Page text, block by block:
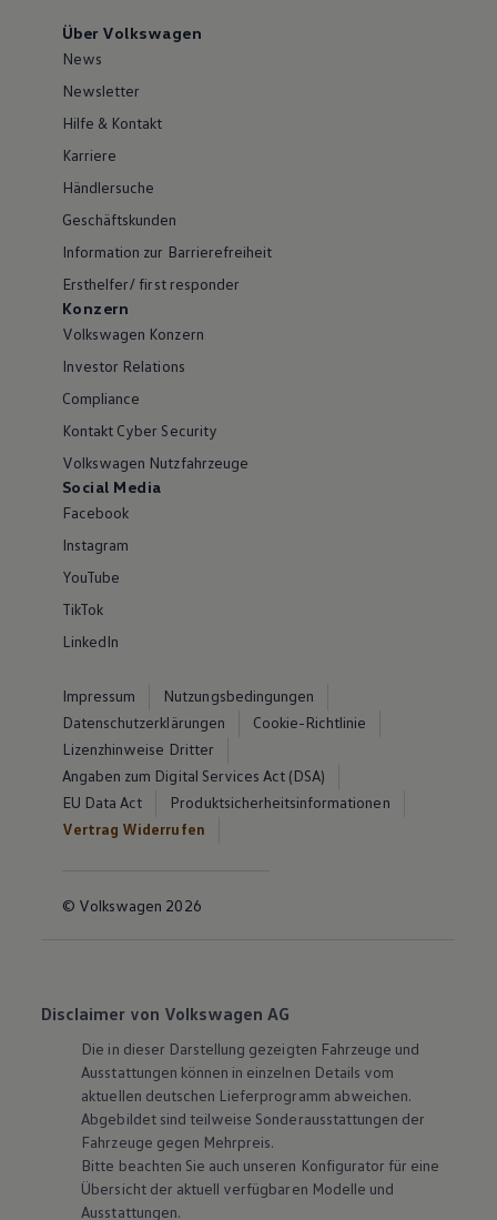
Über Volkswagen
News
Newsletter
Hilfe & Kontakt
Karriere
Händlersuche
Geschäftskunden
Information zur Barrierefreiheit
Ersthelfer/ first responder
Konzern
Volkswagen Konzern
Investor Relations
Compliance
Kontakt Cyber Security
Volkswagen Nutzfahrzeuge
Social Media
Facebook
Instagram
YouTube
TikTok
LinkedIn
Impressum
Nutzungsbedingungen
Datenschutzerklärungen
Cookie-Richtlinie
Lizenzhinweise Dritter
Angaben zum Digital Services Act (DSA)
EU Data Act
Produktsicherheitsinformationen
Vertrag Widerrufen
© Volkswagen 2026
Disclaimer von Volkswagen AG
Die in dieser Darstellung gezeigten Fahrzeuge und
Ausstattungen können in einzelnen Details vom
aktuellen deutschen Lieferprogramm abweichen.
Abgebildet sind teilweise Sonderausstattungen der
Fahrzeuge gegen Mehrpreis.
Bitte beachten Sie auch unseren Konfigurator für eine
Übersicht der aktuell verfügbaren Modelle und
Ausstattungen.